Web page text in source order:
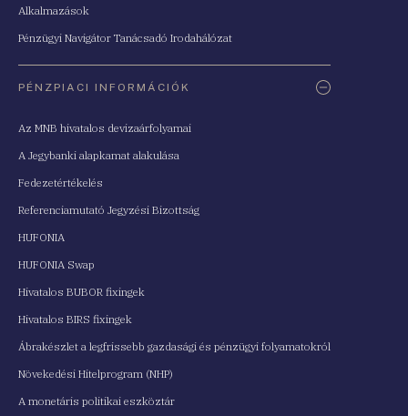
Alkalmazások
Pénzügyi Navigátor Tanácsadó Irodahálózat
PÉNZPIACI INFORMÁCIÓK
Az MNB hivatalos devizaárfolyamai
A Jegybanki alapkamat alakulása
Fedezetértékelés
Referenciamutató Jegyzési Bizottság
HUFONIA
HUFONIA Swap
Hivatalos BUBOR fixingek
Hivatalos BIRS fixingek
Ábrakészlet a legfrissebb gazdasági és pénzügyi folyamatokról
Növekedési Hitelprogram (NHP)
A monetáris politikai eszköztár